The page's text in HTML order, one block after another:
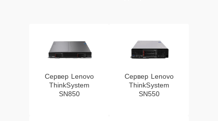
Сервер Lenovo
ThinkSystem
SN850
Сервер Lenovo
ThinkSystem
SN550